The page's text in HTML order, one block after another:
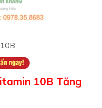
10B Tăng